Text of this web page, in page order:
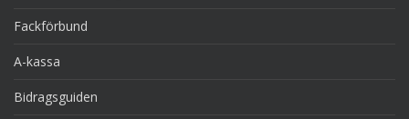
Fackförbund
A-kassa
Bidragsguiden